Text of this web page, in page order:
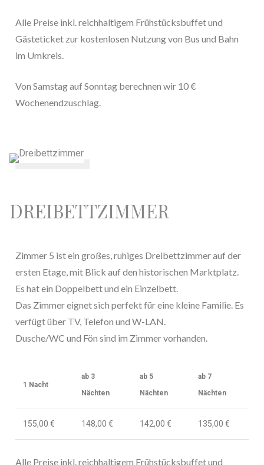
Alle Preise inkl. reichhaltigem Frühstücksbuffet und
Gästeticket zur kostenlosen Nutzung von Bus und Bahn
im Umkreis.
Von Samstag auf Sonntag berechnen wir 10 €
Wochenendzuschlag.
DREIBETTZIMMER
Zimmer 5 ist ein großes, ruhiges Dreibettzimmer auf der
ersten Etage, mit Blick auf den historischen Marktplatz.
Es hat ein Doppelbett und ein Einzelbett.
Das Zimmer eignet sich perfekt für eine kleine Familie. Es
verfügt über TV, Telefon und W-LAN.
Dusche/WC und Fön sind im Zimmer vorhanden.
1 Nacht
ab 3
Nächten
ab 5
Nächten
ab 7
Nächten
155,00 € 148,00 € 142,00 € 135,00 €
Alle Preise inkl. reichhaltigem Frühstücksbuffet und